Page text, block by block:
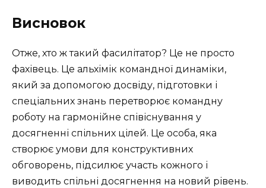
Висновок
Отже, хто ж такий фасилітатор? Це не просто
фахівець. Це альхімік командної динаміки,
який за допомогою досвіду, підготовки і
спеціальних знань перетворює командну
роботу на гармонійне співіснування у
досягненні спільних цілей. Це особа, яка
створює умови для конструктивних
обговорень, підсилює участь кожного і
виводить спільні досягнення на новий рівень.